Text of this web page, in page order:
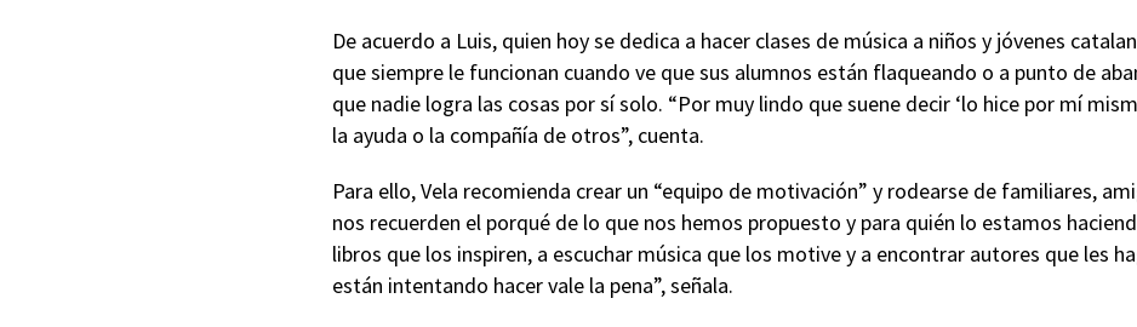
De acuerdo a Luis, quien hoy se dedica a hacer clases de música a niños y jóvenes
que siempre le funcionan cuando ve que sus alumnos están flaqueando o a punto de
que nadie logra las cosas por sí solo. “Por muy lindo que suene decir ‘lo hice por mí
la ayuda o la compañía de otros”, cuenta.
Para ello, Vela recomienda crear un “equipo de motivación” y rodearse de familiares,
nos recuerden el porqué de lo que nos hemos propuesto y para quién lo estamos
libros que los inspiren, a escuchar música que los motive y a encontrar autores que les
están intentando hacer vale la pena”, señala.